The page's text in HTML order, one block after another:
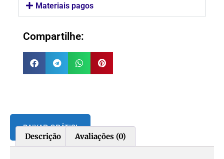
Materiais pagos
Compartilhe:
BAIXAR GRÁTIS!
Descrição Avaliações (0)